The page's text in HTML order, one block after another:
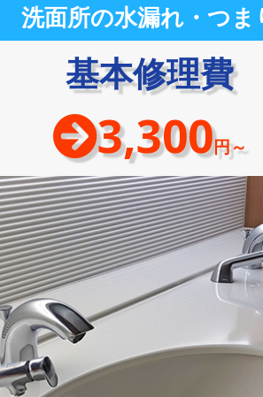
洗面所の水漏れ・つま
基本修理費
3,300円～